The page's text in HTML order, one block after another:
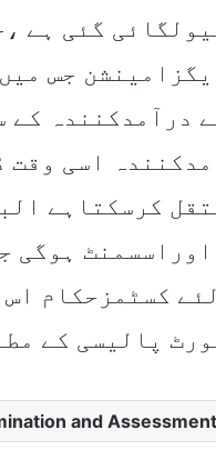
گئی ہے
جس
درآمدکنندہ
اسی
کرسکتاہے
ہوگی
کسٹمزحکام
پالیسی کے
and Assessment